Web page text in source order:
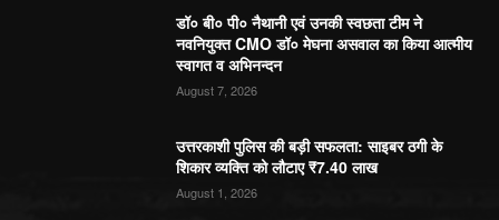
डॉ० बी० पी० नैथानी एवं उनकी स्वछता टीम ने
नवनियुक्त CMO डॉ० मेघना असवाल का किया आत्मीय
स्वागत व अभिनन्दन
August 7, 2026
उत्तरकाशी पुलिस की बड़ी सफलता: साइबर ठगी के
शिकार व्यक्ति को लौटाए ₹7.40 लाख
August 1, 2026